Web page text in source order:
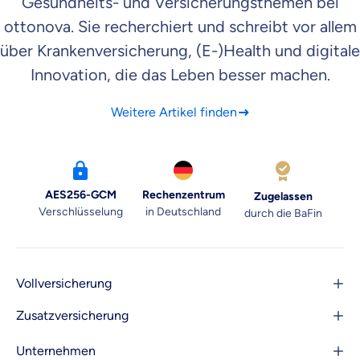
ottonova. Sie recherchiert und schreibt vor allem
über Krankenversicherung, (E-)Health und digitale
Innovation, die das Leben besser machen.
Weitere Artikel finden
AES256-GCM
Verschlüsselung
Rechenzentrum
in Deutschland
Zugelassen
durch die BaFin
Vollversicherung
Zusatzversicherung
Unternehmen